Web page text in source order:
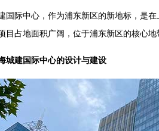
国际中心，作为浦东新区的新地标，是
目占地面积广阔，位于浦东新区的核心
城建国际中心的设计与建设